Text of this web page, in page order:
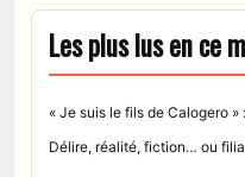
Les plus lus en ce
« Je suis le fils de Calogero
Délire, réalité, fiction… ou